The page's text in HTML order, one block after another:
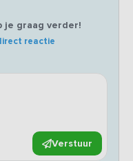
je graag verder!
reactie
Verstuur